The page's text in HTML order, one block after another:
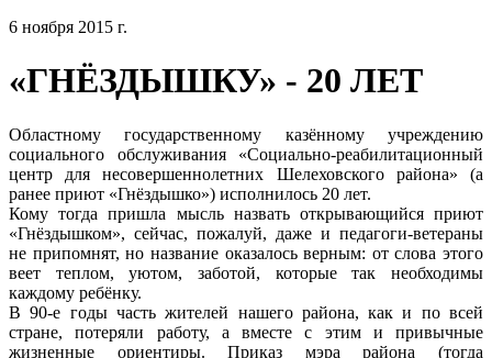
6 ноября 2015 г.
«ГНЁЗДЫШКУ» - 20 ЛЕТ
Областному государственному казённому учреждению
социального обслуживания «Социально-реабилитационный
центр для несовершеннолетних Шелеховского района» (а
ранее приют «Гнёздышко») исполнилось 20 лет.
Кому тогда пришла мысль назвать открывающийся приют
«Гнёздышком», сейчас, пожалуй, даже и педагоги-ветераны
не припомнят, но название оказалось верным: от слова этого
веет теплом, уютом, заботой, которые так необходимы
каждому ребёнку.
В 90-е годы часть жителей нашего района, как и по всей
стране, потеряли работу, а вместе с этим и привычные
жизненные ориентиры. Приказ мэра района (тогда